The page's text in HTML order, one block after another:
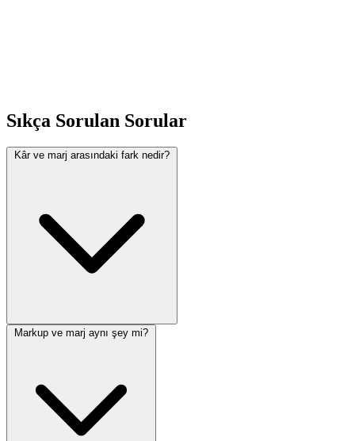
Bu hesaplayici yalnizca bilgi amaclidir. Hukuki, finansal veya saglik
degisiklikleri hesaplama sonuclari etkileyebilir; en guncel bilgi icin
ilgili kurumun resmi internet sitesini ziyaret ediniz. Hesaplayicimiz
duzenli olarak guncellenmektedir.
Benzeri finansal ve pratik hesaplamalar icin sitemizdeki diger
hesaplamacilarimizi bulabilirsiniz. Onerileriniz ve geri bildirimleriniz
icin iletisim formunu kullanabilirsiniz. Hesaplama araclarimiz
Turkiye mevzuatına uygun olarak hazirlaniyor ve duzenli
Sıkça Sorulan Sorular
Kâr ve marj arasındaki fark nedir?
Markup ve marj aynı şey mi?